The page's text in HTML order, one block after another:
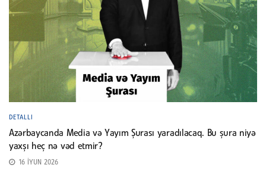
DETALLI
Azərbaycanda Media və Yayım Şurası yaradılacaq. Bu şura niyə
yaxşı heç nə vəd etmir?
16 İYUN 2026